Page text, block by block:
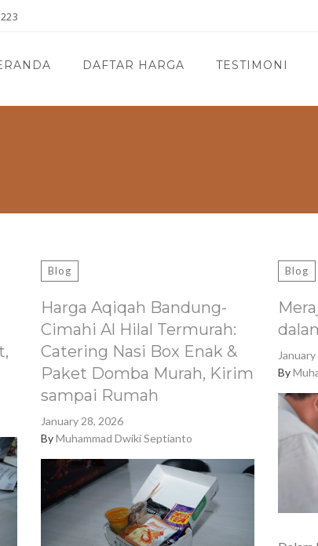
DAFTAR HARGA TESTIMONI
Blog
Harga Aqiqah Bandung-
Cimahi Al Hilal Termurah:
Catering Nasi Box Enak &
Paket Domba Murah, Kirim
sampai Rumah
January 28, 2026
ByMuhammad Dwiki Septianto
Blog
By